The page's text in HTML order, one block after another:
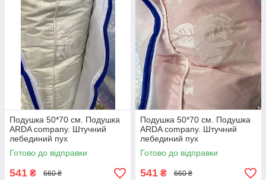
Подушка 50*70 см. Подушка
ARDA company. Штучний
лебединий пух
Готово до відправки
541 ₴ 660 ₴
Подушка 50*70 см. Подушка
ARDA company. Штучний
лебединий пух
Готово до відправки
541 ₴ 660 ₴